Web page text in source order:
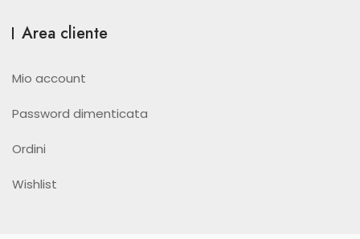
Area cliente
Mio account
Password dimenticata
Ordini
Wishlist